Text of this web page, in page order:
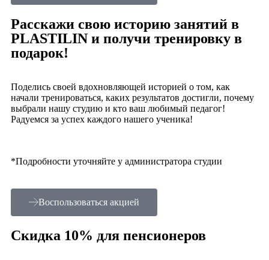
Расскажи свою историю занятий в
PLASTILIN и получи тренировку в
подарок!
Поделись своей вдохновляющей историей о том, как
начали тренироваться, каких результатов достигли, почему
выбрали нашу студию и кто ваш любимый педагог!
Радуемся за успех каждого нашего ученика!
*Подробности уточняйте у администратора студии
Воспользоваться акцией
Скидка 10% для пенсионеров